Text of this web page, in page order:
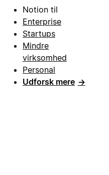
Notion til
Enterprise
Startups
Mindre
virksomhed
Personal
Udforsk mere →